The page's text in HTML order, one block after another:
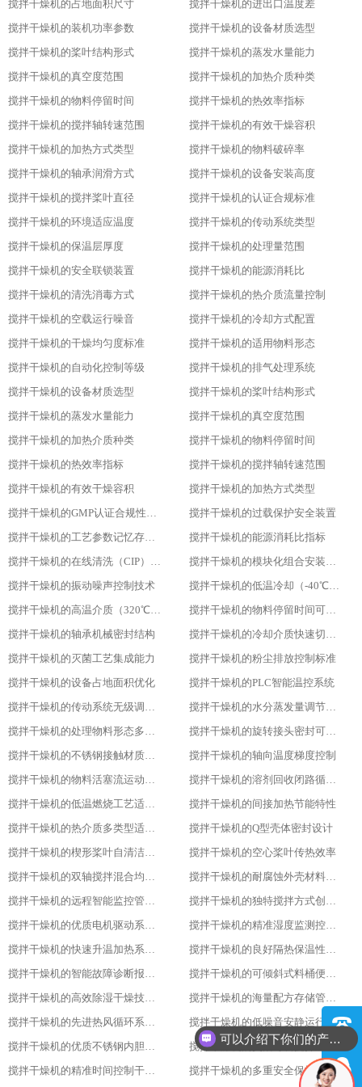
搅拌干燥机的占地面积尺寸
搅拌干燥机的进出口温度差
搅拌干燥机的装机功率参数
搅拌干燥机的设备材质选型
搅拌干燥机的桨叶结构形式
搅拌干燥机的蒸发水量能力
搅拌干燥机的真空度范围
搅拌干燥机的加热介质种类
搅拌干燥机的物料停留时间
搅拌干燥机的热效率指标
搅拌干燥机的搅拌轴转速范围
搅拌干燥机的有效干燥容积
搅拌干燥机的加热方式类型
搅拌干燥机的物料破碎率
搅拌干燥机的轴承润滑方式
搅拌干燥机的设备安装高度
搅拌干燥机的搅拌桨叶直径
搅拌干燥机的认证合规标准
搅拌干燥机的环境适应温度
搅拌干燥机的传动系统类型
搅拌干燥机的保温层厚度
搅拌干燥机的处理量范围
搅拌干燥机的安全联锁装置
搅拌干燥机的能源消耗比
搅拌干燥机的清洗消毒方式
搅拌干燥机的热介质流量控制
搅拌干燥机的空载运行噪音
搅拌干燥机的冷却方式配置
搅拌干燥机的干燥均匀度标准
搅拌干燥机的适用物料形态
搅拌干燥机的自动化控制等级
搅拌干燥机的排气处理系统
搅拌干燥机的设备材质选型
搅拌干燥机的桨叶结构形式
搅拌干燥机的蒸发水量能力
搅拌干燥机的真空度范围
搅拌干燥机的加热介质种类
搅拌干燥机的物料停留时间
搅拌干燥机的热效率指标
搅拌干燥机的搅拌轴转速范围
搅拌干燥机的有效干燥容积
搅拌干燥机的加热方式类型
搅拌干燥机的GMP认证合规性设计
搅拌干燥机的过载保护安全装置
搅拌干燥机的工艺参数记忆存储功能
搅拌干燥机的能源消耗比指标
搅拌干燥机的在线清洗（CIP）功能
搅拌干燥机的模块化组合安装方式
搅拌干燥机的振动噪声控制技术
搅拌干燥机的低温冷却（-40℃）适用性
搅拌干燥机的高温介质（320℃）耐受性
搅拌干燥机的物料停留时间可调性
搅拌干燥机的轴承机械密封结构
搅拌干燥机的冷却介质快速切换设计
搅拌干燥机的灭菌工艺集成能力
搅拌干燥机的粉尘排放控制标准
搅拌干燥机的设备占地面积优化
搅拌干燥机的PLC智能温控系统
搅拌干燥机的传动系统无级调速功能
搅拌干燥机的水分蒸发量调节能力
搅拌干燥机的处理物料形态多样性
搅拌干燥机的旋转接头密封可靠性
搅拌干燥机的不锈钢接触材质防腐性
搅拌干燥机的轴向温度梯度控制
搅拌干燥机的物料活塞流运动特性
搅拌干燥机的溶剂回收闭路循环系统
搅拌干燥机的低温燃烧工艺适用性
搅拌干燥机的间接加热节能特性
搅拌干燥机的热介质多类型适配性
搅拌干燥机的Q型壳体密封设计
搅拌干燥机的楔形桨叶自清洁功能
搅拌干燥机的空心桨叶传热效率
搅拌干燥机的双轴搅拌混合均匀性
搅拌干燥机的耐腐蚀外壳材料选用
搅拌干燥机的远程智能监控管理能力
搅拌干燥机的独特搅拌方式创新设计
搅拌干燥机的优质电机驱动系统稳定性
搅拌干燥机的精准湿度监测控制功能
搅拌干燥机的快速升温加热系统优势
搅拌干燥机的良好隔热保温性能特点
搅拌干燥机的智能故障诊断报警系统
搅拌干燥机的可倾斜式料桶便利设计亮点
搅拌干燥机的高效除湿干燥技术应用
搅拌干燥机的海量配方存储管理能力
搅拌干燥机的先进热风循环系统设计
搅拌干燥机的低噪音安静运行表现特色
搅拌干燥机的优质不锈钢内胆材质优势
搅拌干燥机的灵活可调搅拌速度功能
搅拌干燥机的精准时间控制干燥策略
搅拌干燥机的多重安全保护装置配置
你们是怎么收费的呢